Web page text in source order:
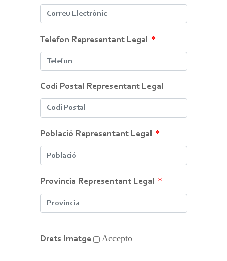
Telefon Representant Legal *
Codi Postal Representant Legal
Població Representant Legal *
Provincia Representant Legal *
Drets Imatge Accepto